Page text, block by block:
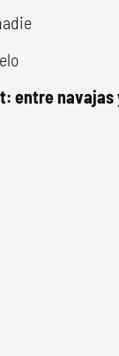
entre navajas